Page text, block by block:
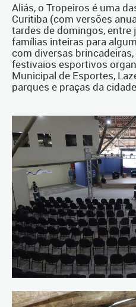
Aliás, o Tropeiros é uma
Curitiba (com versões
tardes de domingos, entre
famílias inteiras para
com diversas
festivaios esportivos
Municipal de Esportes,
parques e praças da